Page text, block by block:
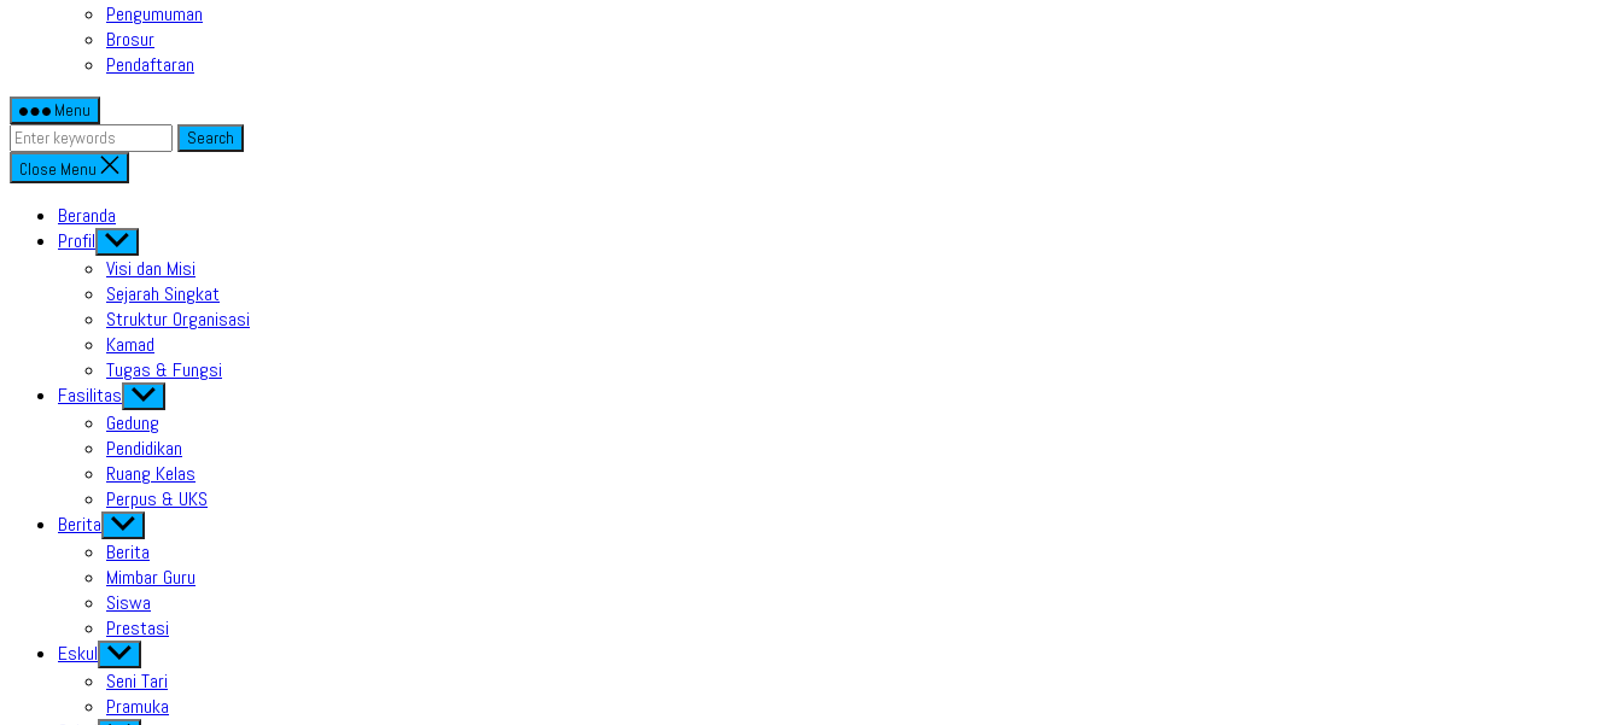
Pengumuman
Brosur
Pendaftaran
Menu
Search
Close Menu
Beranda
Profil Show
sub
menu
Visi dan Misi
Sejarah Singkat
Struktur Organisasi
Kamad
Tugas & Fungsi
Fasilitas Show
sub
menu
Gedung
Pendidikan
Ruang Kelas
Perpus & UKS
Berita Show
sub
menu
Berita
Mimbar Guru
Siswa
Prestasi
Eskul Show
sub
menu
Seni Tari
Pramuka